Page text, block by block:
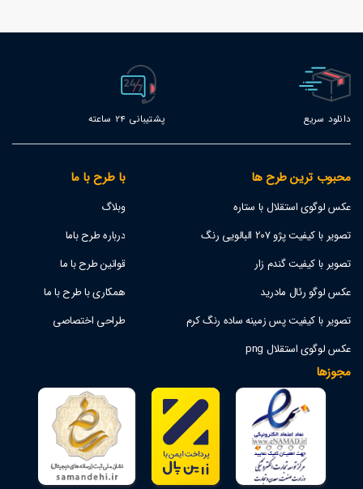
دانلود سریع پشتیبانی 24 ساعته
محبوب ترین طرح ها
عکس لوگوی استقلال با ستاره
تصویر با کیفیت پژو 207 البالویی رنگ
تصویر با کیفیت گندم زار
عکس لوگو رئال مادرید
تصویر با کیفیت پس زمینه ساده رنگ کرم
عکس لوگوی استقلال png
با طرح با ما
وبلاگ
درباره طرح باما
قوانین طرح با ما
همکاری با طرح با ما
طراحی اختصاصی
مجوزها